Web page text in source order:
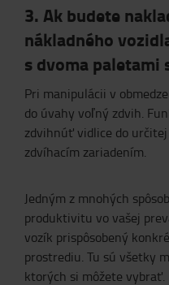
3. Ak budete
nákladného
s dvoma paletami
Pri manipulácii v
do úvahy voľný zdvih.
zdvihnúť vidlice do
zdvíhacím zariadením.
Jedným z mnohých
produktivitu vo vašej
vozík prispôsobený
prostrediu. Tu sú všetky
ktorých si môžete vybrať.